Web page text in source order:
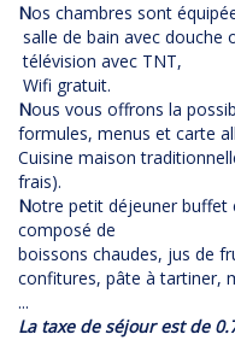
Nos chambres sont
salle de bain avec douche
télévision avec TNT,
Wifi gratuit.
Nous vous offrons la
formules, menus et carte
Cuisine maison
frais).
Notre petit déjeuner buffet
composé de
boissons chaudes, jus de
confitures, pâte à tartiner,
...
La taxe de séjour est de